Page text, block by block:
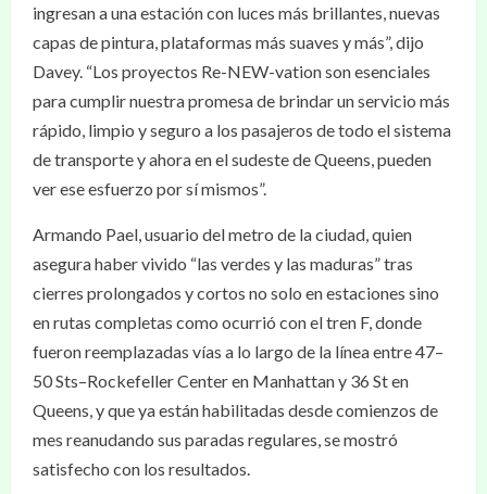
ingresan a una estación con luces más brillantes, nuevas
capas de pintura, plataformas más suaves y más”, dijo
Davey. “Los proyectos Re-NEW-vation son esenciales
para cumplir nuestra promesa de brindar un servicio más
rápido, limpio y seguro a los pasajeros de todo el sistema
de transporte y ahora en el sudeste de Queens, pueden
ver ese esfuerzo por sí mismos”.
Armando Pael, usuario del metro de la ciudad, quien
asegura haber vivido “las verdes y las maduras” tras
cierres prolongados y cortos no solo en estaciones sino
en rutas completas como ocurrió con el tren F, donde
fueron reemplazadas vías a lo largo de la línea entre 47–
50 Sts–Rockefeller Center en Manhattan y 36 St en
Queens, y que ya están habilitadas desde comienzos de
mes reanudando sus paradas regulares, se mostró
satisfecho con los resultados.